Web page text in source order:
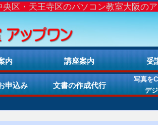
央区・天王寺区のパソコン教室大阪の
内 講座案内 受
申込み 文書の作成代行
写真を
デ